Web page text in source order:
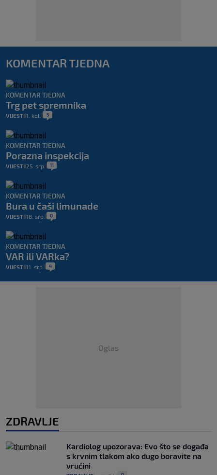
KOMENTAR TJEDNA
KOMENTAR TJEDNA
Trg pet spremnika
VIJESTI 1. kol. 5
KOMENTAR TJEDNA
Porazna inspekcija
VIJESTI 25. srp. 11
KOMENTAR TJEDNA
Bura u čaši limunade
VIJESTI 18. srp. 0
KOMENTAR TJEDNA
VAR ili VARka?
VIJESTI 11. srp. 4
Oglas
ZDRAVLJE
Kardiolog upozorava: Evo što se događa
s krvnim tlakom ako dugo boravite na
vrućini